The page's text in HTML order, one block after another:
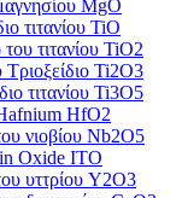
MgO
τιτανίου TiO
του τιτανίου TiO2
Τριοξείδιο Ti2O3
τιτανίου Ti3O5
HfO2
νιοβίου Nb2O5
Oxide ITO
υττρίου Y2O3